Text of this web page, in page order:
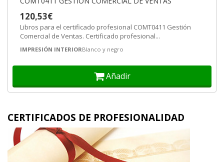
120,53€
Libros para el certificado profesional COMT0411 Gestión
Comercial de Ventas. Certificado profesional...
IMPRESIÓN INTERIORBlanco y negro
Añadir
CERTIFICADOS DE PROFESIONALIDAD